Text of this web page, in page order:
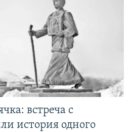
встреча с
история одного